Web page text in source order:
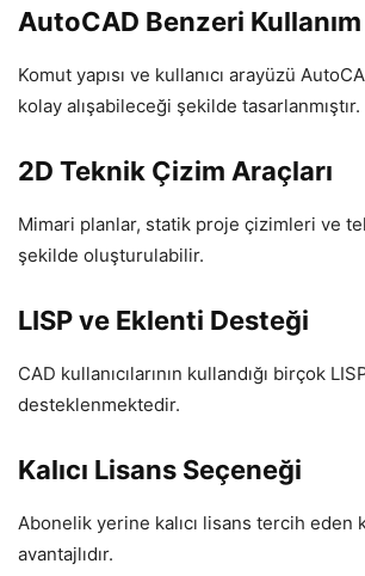
AutoCAD Benzeri Kullanım
Komut yapısı ve kullanıcı arayüzü
kolay alışabileceği şekilde tasarlanmıştır.
2D Teknik Çizim Araçları
Mimari planlar, statik proje çizimleri ve
şekilde oluşturulabilir.
LISP ve Eklenti Desteği
CAD kullanıcılarının kullandığı birçok
desteklenmektedir.
Kalıcı Lisans Seçeneği
Abonelik yerine kalıcı lisans tercih eden
avantajlıdır.